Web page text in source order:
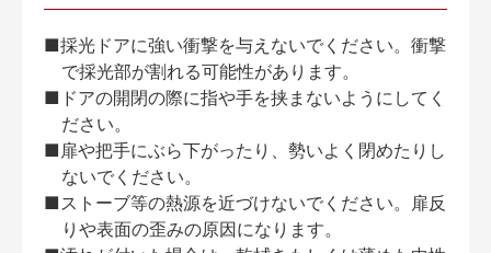
■採光ドアに強い衝撃を与えないでください。衝撃
で採光部が割れる可能性があります。
■ドアの開閉の際に指や手を挟まないようにしてく
ださい。
■扉や把手にぶら下がったり、勢いよく閉めたりし
ないでください。
■ストーブ等の熱源を近づけないでください。扉反
りや表面の歪みの原因になります。